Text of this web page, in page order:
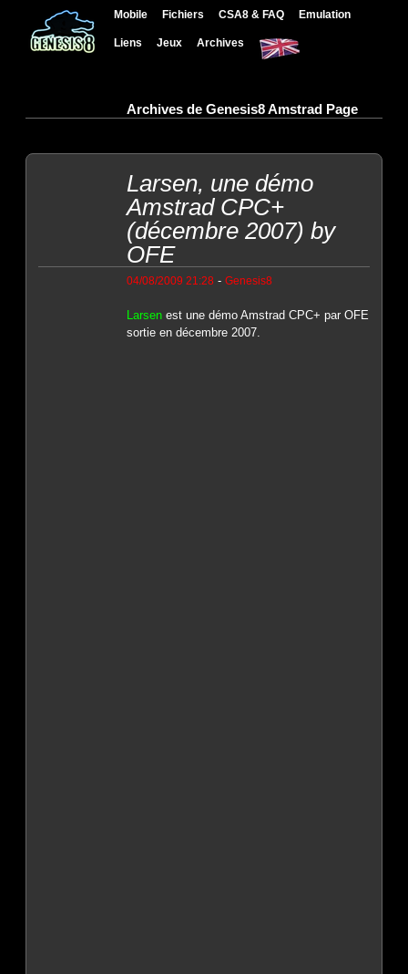
Mobile Fichiers CSA8 & FAQ Emulation
Liens Jeux Archives
Archives de Genesis8 Amstrad Page
Larsen, une démo
Amstrad CPC+
(décembre 2007) by
OFE
04/08/2009 21:28 - Genesis8
Larsenest une démo Amstrad CPC+ par OFE
sortie en décembre 2007.